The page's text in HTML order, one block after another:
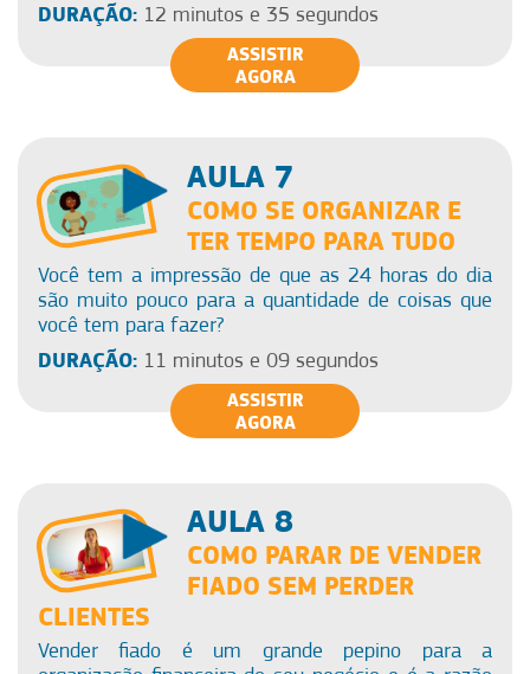
DURAÇÃO:12 minutos e 35 segundos
ASSISTIR
AGORA
AULA 7
COMO SE ORGANIZAR E
TER TEMPO PARA TUDO
Você tem a impressão de que as 24 horas do dia
são muito pouco para a quantidade de coisas que
você tem para fazer?
DURAÇÃO:11 minutos e 09 segundos
ASSISTIR
AGORA
AULA 8
COMO PARAR DE VENDER
FIADO SEM PERDER
CLIENTES
Vender fiado é um grande pepino para a